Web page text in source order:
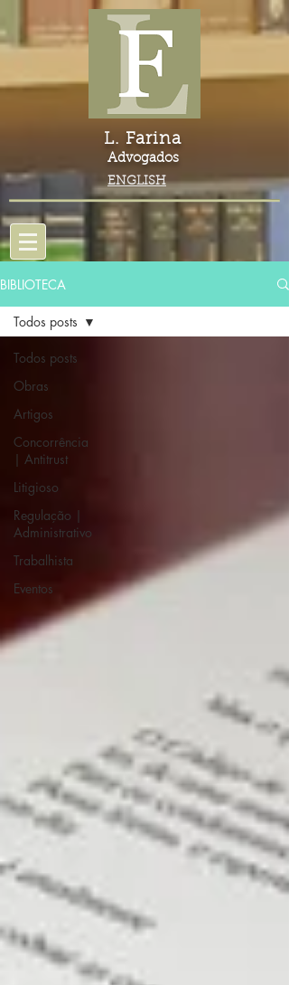
L. Farina
Advogados
ENGLISH
BIBLIOTECA
Todos posts
Obras
Artigos
Concorrência
| Antitrust
Litigioso
Regulação |
Administrativo
Trabalhista
Eventos
Todos posts